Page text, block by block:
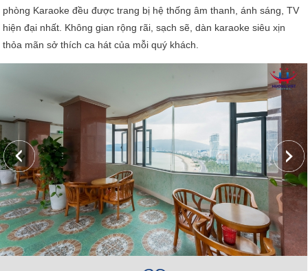
phòng Karaoke đều được trang bị hệ thống âm thanh, ánh sáng, TV
hiện đại nhất. Không gian rộng rãi, sạch sẽ, dàn karaoke siêu xịn
thỏa mãn sở thích ca hát của mỗi quý khách.